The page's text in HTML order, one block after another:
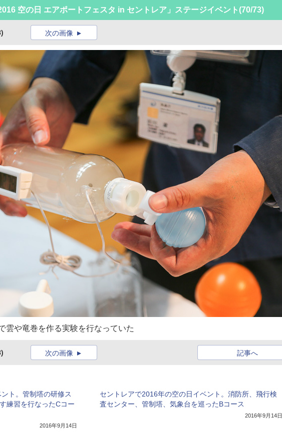
空の日 エアポートフェスタ in セントレア」ステージイベント(70/73)
次の画像
雲や竜巻を作る実験を行なっていた
記事へ
次の画像
ト。管制塔の研修ス
練習を行なったCコー
2016年9月14日
セントレアで2016年の空の日イベント。消防所、飛行検
査センター、管制塔、気象台を巡ったBコース
2016年9月14日